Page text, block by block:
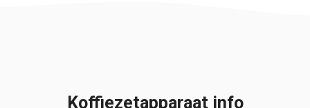
Koffiezetapparaat info